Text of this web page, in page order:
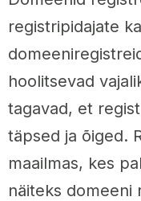
registripidajate
hoolitsevad
tagavad, et
täpsed ja õiged.
maailmas, kes
näiteks domeeni